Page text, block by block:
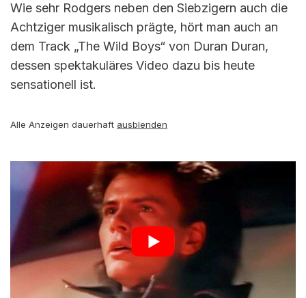
Wie sehr Rodgers neben den Siebzigern auch die
Achtziger musikalisch prägte, hört man auch an
dem Track „The Wild Boys“ von Duran Duran,
dessen spektakuläres Video dazu bis heute
sensationell ist.
Alle Anzeigen dauerhaft ausblenden